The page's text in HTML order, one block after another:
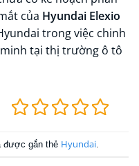
của Hyundai Elexio
trong việc chinh
tại thị trường ô tô
được gắn thẻ Hyundai